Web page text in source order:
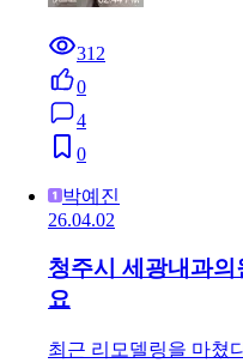
312
0
4
0
박예진
26.04.02
청주시 세광내과의
요
최근 리모델링을 마쳤